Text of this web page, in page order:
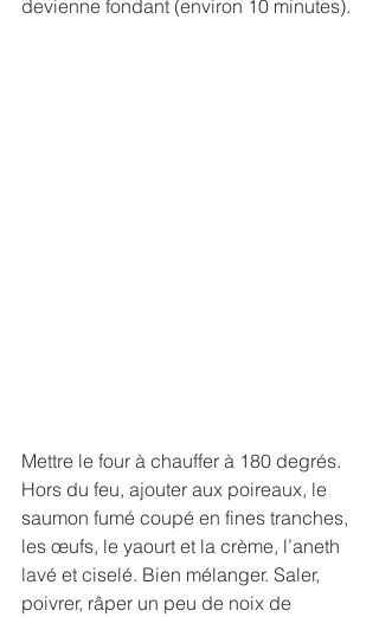
devienne fondant (environ 10 minutes).
Mettre le four à chauffer à 180 degrés.
Hors du feu, ajouter aux poireaux, le
saumon fumé coupé en fines tranches,
les œufs, le yaourt et la crème, l’aneth
lavé et ciselé. Bien mélanger. Saler,
poivrer, râper un peu de noix de